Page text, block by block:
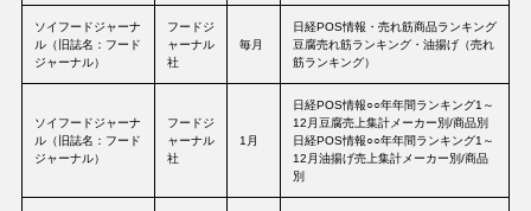
ソイフードジャーナ
ル（旧誌名：フード
ジャーナル）
フードジ
ャーナル
社
毎月
日経POS情報・売れ筋商品ランキング
豆腐売れ筋ランキング・油揚げ（売れ
筋ランキング）
ソイフードジャーナ
ル（旧誌名：フード
ジャーナル）
フードジ
ャーナル
社
1月
日経POS情報○○年年間ランキング1～
12月豆腐売上集計メーカー別/商品別
日経POS情報○○年年間ランキング1～
12月油揚げ売上集計メーカー別/商品
別